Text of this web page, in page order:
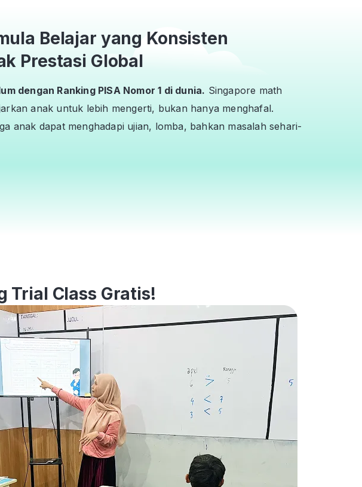
Belajar yang Konsisten
Prestasi Global
dengan Ranking PISA Nomor 1 di dunia. Singapore math
anak untuk lebih mengerti, bukan hanya menghafal.
anak dapat menghadapi ujian, lomba, bahkan masalah sehari-
Trial Class Gratis!